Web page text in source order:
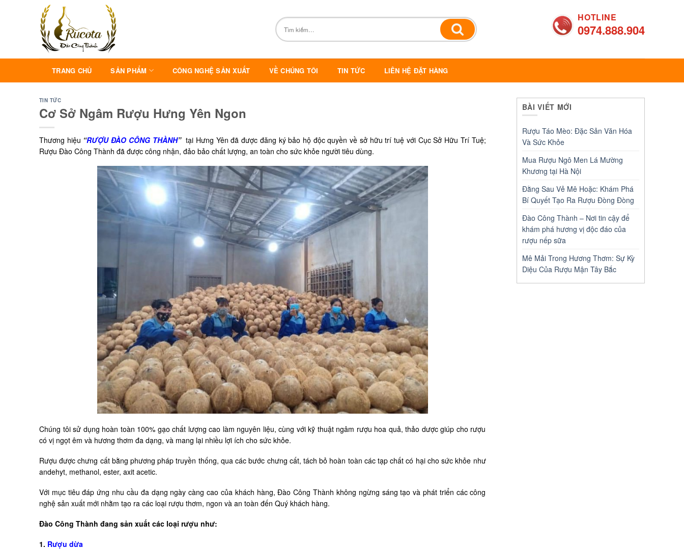
HOTLINE
0974.888.904
TRANG CHỦ SẢN PHẨM CÔNG NGHỆ SẢN XUẤT VỀ CHÚNG TÔI TIN TỨC LIÊN HỆ ĐẶT HÀNG
TIN TỨC
Cơ Sở Ngâm Rượu Hưng Yên Ngon
Thương hiệu “RƯỢU ĐÀO CÔNG THÀNH”tại Hưng Yên đã được đăng ký bảo hộ độc quyền về sở hữu trí tuệ với Cục Sở Hữu Trí Tuệ;
Rượu Đào Công Thành đã được công nhận, đảo bảo chất lượng, an toàn cho sức khỏe người tiêu dùng.
Chúng tôi sử dụng hoàn toàn 100% gạo chất lượng cao làm nguyên liệu, cùng với kỹ thuật ngâm rượu hoa quả, thảo dược giúp cho rượu
có vị ngọt êm và hương thơm đa dạng, và mang lại nhiều lợi ích cho sức khỏe.
Rượu được chưng cất bằng phương pháp truyền thống, qua các bước chưng cất, tách bỏ hoàn toàn các tạp chất có hại cho sức khỏe như
andehyt, methanol, ester, axit acetic.
Với mục tiêu đáp ứng nhu cầu đa dạng ngày càng cao của khách hàng, Đào Công Thành không ngừng sáng tạo và phát triển các công
nghệ sản xuất mới nhằm tạo ra các loại rượu thơm, ngon và an toàn đến Quý khách hàng.
Đào Công Thành đang sản xuất các loại rượu như:
1. Rượu dừa
BÀI VIẾT MỚI
Rượu Táo Mèo: Đặc Sản Văn Hóa
Và Sức Khỏe
Mua Rượu Ngô Men Lá Mường
Khương tại Hà Nội
Đằng Sau Vẻ Mê Hoặc: Khám Phá
Bí Quyết Tạo Ra Rượu Đòng Đòng
Đào Công Thành – Nơi tin cậy để
khám phá hương vị độc đáo của
rượu nếp sữa
Mê Mải Trong Hương Thơm: Sự Kỳ
Diệu Của Rượu Mận Tây Bắc